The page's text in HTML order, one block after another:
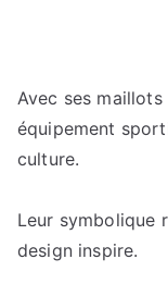
Avec ses maillots
équipement
culture.
Leur symbolique
design inspire.